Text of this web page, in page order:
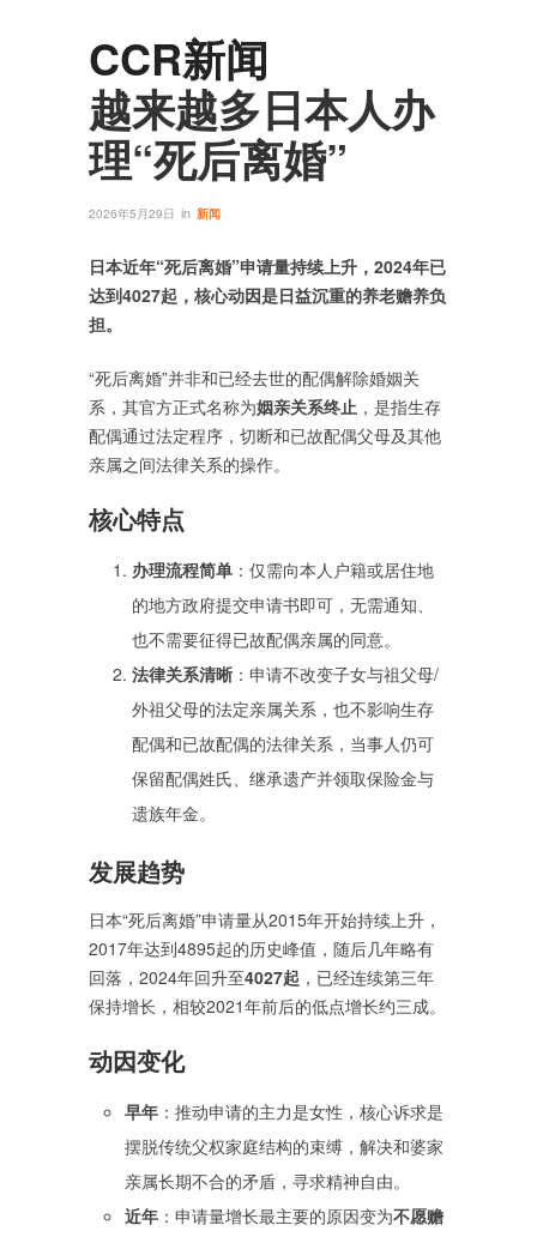
CCR新闻
越来越多日本人办
理“死后离婚”
2026年5月29日 in 新闻
日本近年“死后离婚”申请量持续上升，2024年已
达到4027起，核心动因是日益沉重的养老赡养负
担。
“死后离婚”并非和已经去世的配偶解除婚姻关
系，其官方正式名称为‌姻亲关系终止 ‌，是指生存
配偶通过法定程序，切断和已故配偶父母及其他
亲属之间法律关系的操作。
核心特点
办理流程简单 ‌：仅需向本人户籍或居住地
的地方政府提交申请书即可，无需通知、
也不需要征得已故配偶亲属的同意。
法律关系清晰 ‌：申请不改变子女与祖父母/
外祖父母的法定亲属关系，也不影响生存
配偶和已故配偶的法律关系，当事人仍可
保留配偶姓氏、继承遗产并领取保险金与
遗族年金。
发展趋势
日本“死后离婚”申请量从2015年开始持续上升，
2017年达到4895起的历史峰值，随后几年略有
回落，2024年回升至‌4027起 ‌，已经连续第三年
保持增长，相较2021年前后的低点增长约三成。
动因变化
早年 ‌：推动申请的主力是女性，核心诉求是
摆脱传统父权家庭结构的束缚，解决和婆家
亲属长期不合的矛盾，寻求精神自由。
近年 ‌：申请量增长最主要的原因变为‌不愿赡